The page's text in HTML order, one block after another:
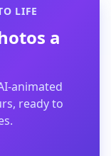
LIFE
a
animated
ready to